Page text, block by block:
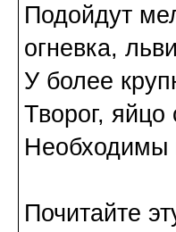
Подойдут
огневка,
У более
Творог, яйцо
Необходимы
Почитайте